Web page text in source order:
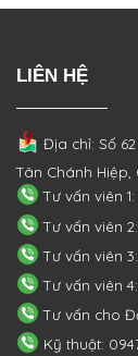
LIÊN HỆ
Địa chỉ: Số
Tân Chánh Hiệp,
Tư vấn viên
Tư vấn viên
Tư vấn viên 3:
Tư vấn viên
Tư vấn cho
Kỹ thuật: